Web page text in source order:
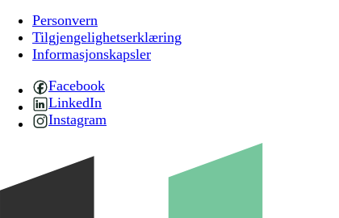
Personvern
Tilgjengelighetserklæring
Informasjonskapsler
Facebook
LinkedIn
Instagram